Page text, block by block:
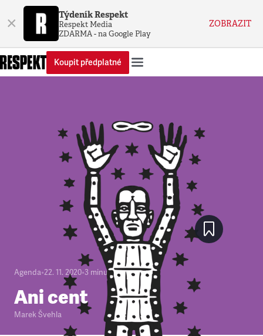
× Týdeník Respekt
Respekt Media
ZDARMA - na Google Play
ZOBRAZIT
Koupit předplatné
Agenda•22. 11. 2020•3 minuty
Ani cent
Marek Švehla